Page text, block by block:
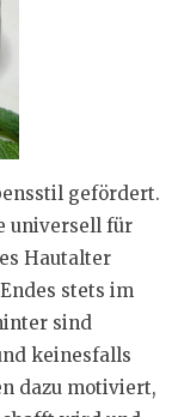
gefördert.
universell für
Hautalter
stets im
sind
keinesfalls
dazu motiviert,